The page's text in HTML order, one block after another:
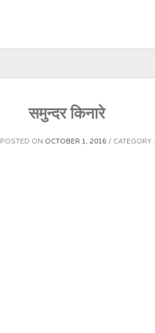
समुन्दर किनारे
POSTED ON OCTOBER 1, 2016 CATEGORY :